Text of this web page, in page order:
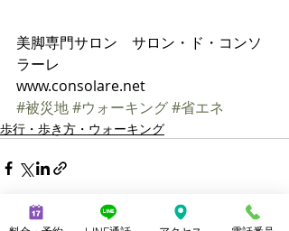
美脚専門サロン　サロン・ド・コンソ
ラーレ
www.consolare.net
#被災地#ウォーキング#省エネ
歩行・歩き方・ウォーキング